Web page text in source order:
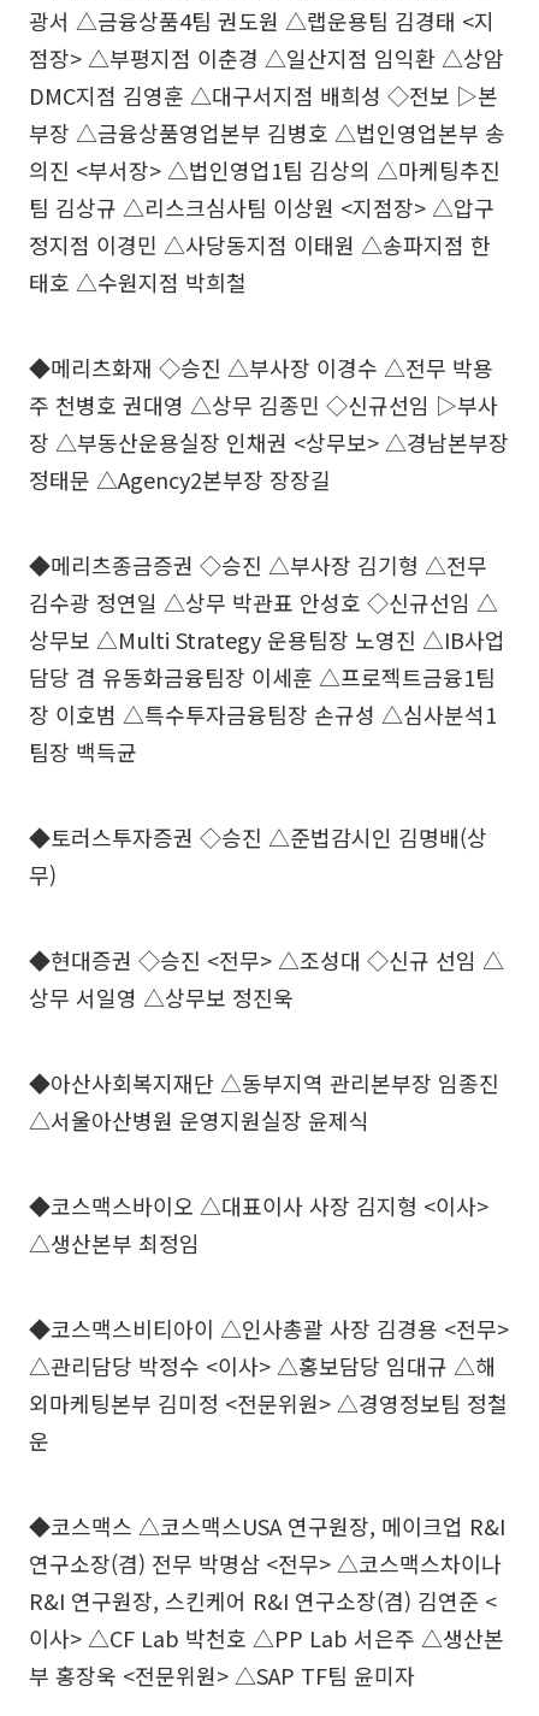
광서 △금융상품4팀 권도원 △랩운용팀 김경태 <지
점장> △부평지점 이춘경 △일산지점 임익환 △상암
DMC지점 김영훈 △대구서지점 배희성 ◇전보 ▷본
부장 △금융상품영업본부 김병호 △법인영업본부 송
의진 <부서장> △법인영업1팀 김상의 △마케팅추진
팀 김상규 △리스크심사팀 이상원 <지점장> △압구
정지점 이경민 △사당동지점 이태원 △송파지점 한
태호 △수원지점 박희철
◆메리츠화재 ◇승진 △부사장 이경수 △전무 박용
주 천병호 권대영 △상무 김종민 ◇신규선임 ▷부사
장 △부동산운용실장 인채권 <상무보> △경남본부장
정태문 △Agency2본부장 장장길
◆메리츠종금증권 ◇승진 △부사장 김기형 △전무
김수광 정연일 △상무 박관표 안성호 ◇신규선임 △
상무보 △Multi Strategy 운용팀장 노영진 △IB사업
담당 겸 유동화금융팀장 이세훈 △프로젝트금융1팀
장 이호범 △특수투자금융팀장 손규성 △심사분석1
팀장 백득균
◆토러스투자증권 ◇승진 △준법감시인 김명배(상
무)
◆현대증권 ◇승진 <전무> △조성대 ◇신규 선임 △
상무 서일영 △상무보 정진욱
◆아산사회복지재단 △동부지역 관리본부장 임종진
△서울아산병원 운영지원실장 윤제식
◆코스맥스바이오 △대표이사 사장 김지형 <이사>
△생산본부 최정임
◆코스맥스비티아이 △인사총괄 사장 김경용 <전무>
△관리담당 박정수 <이사> △홍보담당 임대규 △해
외마케팅본부 김미정 <전문위원> △경영정보팀 정철
운
◆코스맥스 △코스맥스USA 연구원장, 메이크업 R&I
연구소장(겸) 전무 박명삼 <전무> △코스맥스차이나
R&I 연구원장, 스킨케어 R&I 연구소장(겸) 김연준 <
이사> △CF Lab 박천호 △PP Lab 서은주 △생산본
부 홍장욱 <전문위원> △SAP TF팀 윤미자